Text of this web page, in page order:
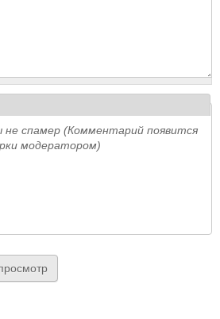
спамер (Комментарий появится
модератором)